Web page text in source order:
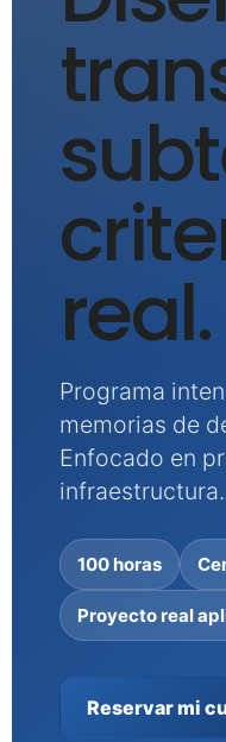
real.
Programa
memorias de
Enfocado en
infraestructura.
100 horas
Proyecto real
Reservar mi